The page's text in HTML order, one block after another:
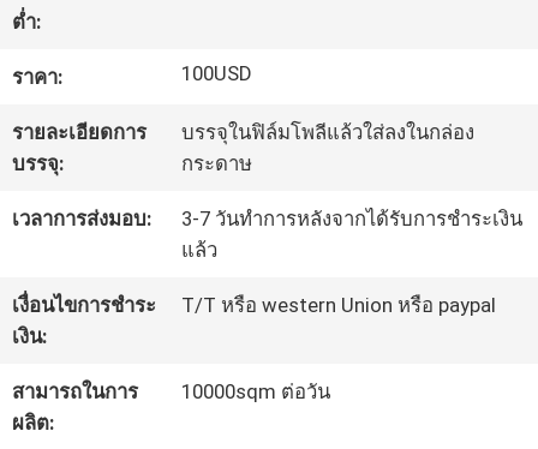
ควบคุม
คุณภาพ
ติดต่อ
เรา
ใบ
ต่ำ:
ราคา: 100USD
รายละเอียดการ
บรรจุ:
บรรจุในฟิล์มโพลีแล้วใส่ลงในกล่อง
กระดาษ
เวลาการส่งมอบ:
3-7 วันทำการหลังจากได้รับการชำระเงิน
แล้ว
เงื่อนไขการชำระ
เงิน:
T/T หรือ western Union หรือ paypal
สามารถในการ
ผลิต:
10000sqm ต่อวัน